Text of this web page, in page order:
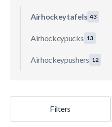
Airhockeytafels 43
Airhockeypucks 13
Airhockeypushers 12
Filters